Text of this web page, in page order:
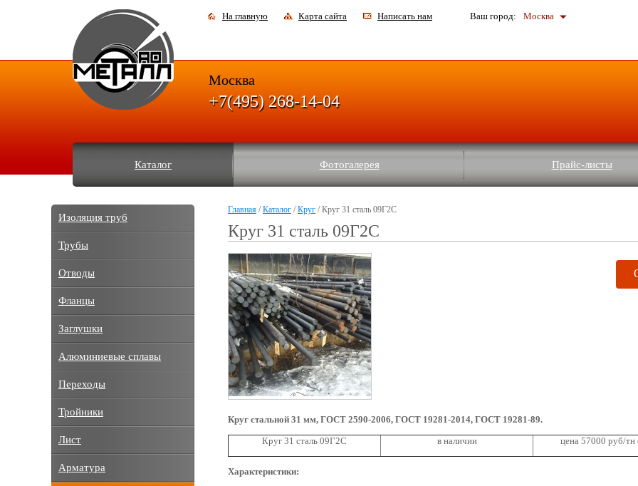
На главную Карта сайта Написать нам Ваш город: Москва
Каталог Фотогалерея Прайс-листы
Москва
+7(495) 268-14-04
Главная /Каталог /Круг / Круг 31 сталь 09Г2С
Круг 31 сталь 09Г2С
Круг стальной 31 мм, ГОСТ 2590-2006, ГОСТ 19281-2014, ГОСТ 19281-89.
Круг 31 сталь 09Г2С
в наличии цена 57000 руб/тн
Характеристики:
Изоляция труб
Трубы
Отводы
Фланцы
Заглушки
Алюминиевые сплавы
Переходы
Тройники
Лист
Арматура